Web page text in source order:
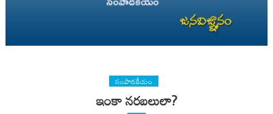
సంపాదకీయం
ఇంకా నరబలులా?